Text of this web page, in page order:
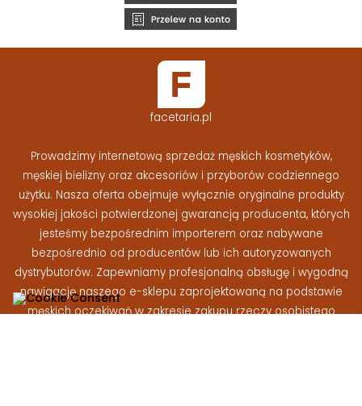
facetaria.pl
Prowadzimy internetową sprzedaż męskich kosmetyków,
męskiej bielizny oraz akcesoriów i przyborów codziennego
użytku. Nasza oferta obejmuje wyłącznie oryginalne produkty
wysokiej jakości potwierdzonej gwarancją producenta, których
jesteśmy bezpośrednim importerem oraz nabywane
bezpośrednio od producentów lub ich autoryzowanych
dystrybutorów. Zapewniamy profesjonalną obsługę i wygodną
nawigację naszego e-sklepu zaprojektowaną na podstawie
męskich oczekiwań w zakresie zakupu rzeczy osobistego